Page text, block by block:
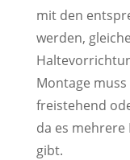
mit den
werden,
Montage
freistehend
da es
gibt.